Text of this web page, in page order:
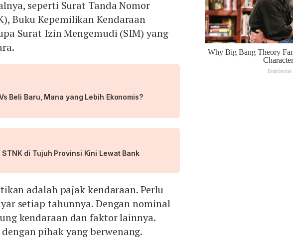
seperti Surat Tanda Nomor
Buku Kepemilikan Kendaraan
Surat Izin Mengemudi (SIM) yang
Beli Baru, Mana yang Lebih Ekonomis?
di Tujuh Provinsi Kini Lewat Bank
adalah pajak kendaraan. Perlu
setiap tahunnya. Dengan nominal
kendaraan dan faktor lainnya.
pihak yang berwenang.